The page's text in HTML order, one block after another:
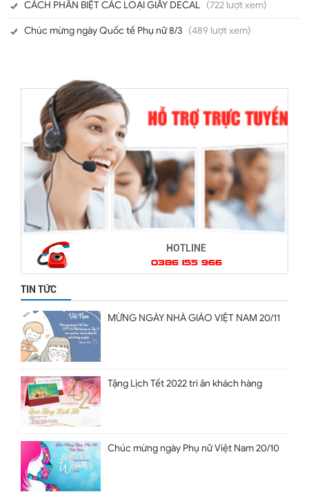
HOTLINE
0386 155 966
TIN TỨC
MỪNG NGÀY NHÀ GIÁO VIỆT NAM 20/11
Tặng Lịch Tết 2022 tri ân khách hàng
Chúc mừng ngày Phụ nữ Việt Nam 20/10
CÁCH PHÂN BIỆT CÁC LOẠI GIẤY DECAL (722 lượt xem)
Chúc mừng ngày Quốc tế Phụ nữ 8/3 (489 lượt xem)